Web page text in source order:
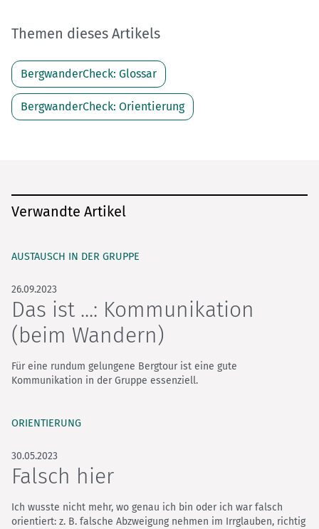
Themen dieses Artikels
BergwanderCheck: Glossar
BergwanderCheck: Orientierung
Verwandte Artikel
AUSTAUSCH IN DER GRUPPE
26.09.2023
Das ist ...: Kommunikation
(beim Wandern)
Für eine rundum gelungene Bergtour ist eine gute
Kommunikation in der Gruppe essenziell.
ORIENTIERUNG
30.05.2023
Falsch hier
Ich wusste nicht mehr, wo genau ich bin oder ich war falsch
orientiert: z. B. falsche Abzweigung nehmen im Irrglauben, richtig